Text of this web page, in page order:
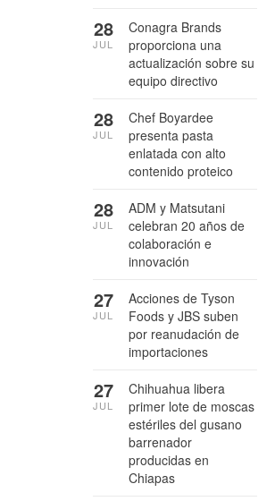
Conagra Brands
proporciona una
actualización sobre su
equipo directivo
28
JUL
Chef Boyardee
presenta pasta
enlatada con alto
contenido proteico
28
JUL
ADM y Matsutani
celebran 20 años de
colaboración e
innovación
28
JUL
Acciones de Tyson
Foods y JBS suben
por reanudación de
importaciones
27
JUL
Chihuahua libera
primer lote de moscas
estériles del gusano
barrenador
producidas en
Chiapas
27
JUL